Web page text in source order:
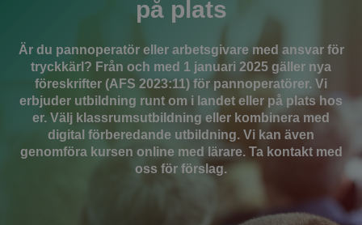
på plats
Är du pannoperatör eller arbetsgivare med ansvar för
tryckkärl? Från och med 1 januari 2025 gäller nya
föreskrifter (AFS 2023:11) för pannoperatörer. Vi
erbjuder utbildning runt om i landet eller på plats hos
er. Välj klassrumsutbildning eller kombinera med
digital förberedande utbildning. Vi kan även
genomföra kursen online med lärare. Ta kontakt med
oss för förslag.